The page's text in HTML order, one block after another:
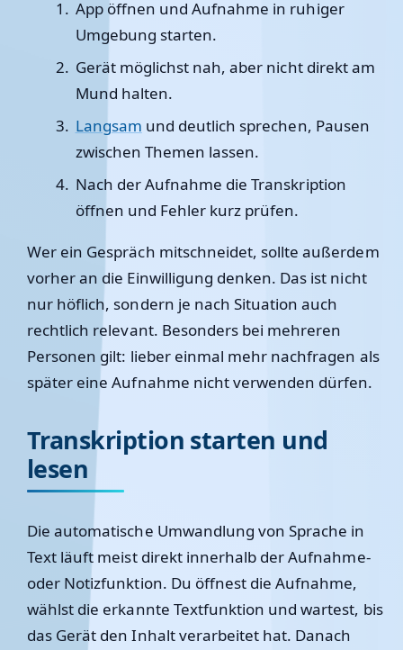
App öffnen und Aufnahme in ruhiger
Umgebung starten.
Gerät möglichst nah, aber nicht direkt am
Mund halten.
Langsam und deutlich sprechen, Pausen
zwischen Themen lassen.
Nach der Aufnahme die Transkription
öffnen und Fehler kurz prüfen.
Wer ein Gespräch mitschneidet, sollte außerdem
vorher an die Einwilligung denken. Das ist nicht
nur höflich, sondern je nach Situation auch
rechtlich relevant. Besonders bei mehreren
Personen gilt: lieber einmal mehr nachfragen als
später eine Aufnahme nicht verwenden dürfen.
Transkription starten und
lesen
Die automatische Umwandlung von Sprache in
Text läuft meist direkt innerhalb der Aufnahme-
oder Notizfunktion. Du öffnest die Aufnahme,
wählst die erkannte Textfunktion und wartest, bis
das Gerät den Inhalt verarbeitet hat. Danach